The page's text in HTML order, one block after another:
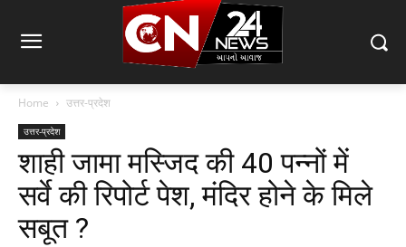
Home उत्तर-प्रदेश
उत्तर-प्रदेश
शाही जामा मस्जिद की 40 पन्नों में
सर्वे की रिपोर्ट पेश, मंदिर होने के मिले
सबूत ?